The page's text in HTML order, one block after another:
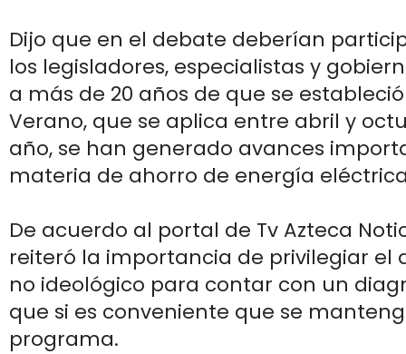
Dijo que en el debate deberían
los legisladores, especialistas y
a más de 20 años de que se
Verano, que se aplica entre abril y
año, se han generado avances
materia de ahorro de energía
De acuerdo al portal de Tv Azteca
reiteró la importancia de privilegiar el
no ideológico para contar con un
que si es conveniente que se
programa.